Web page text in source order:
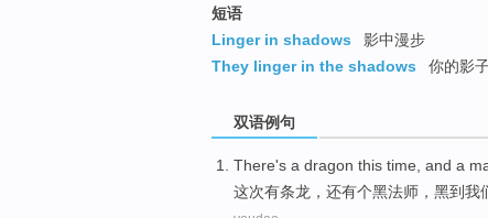
短语
Linger in shadows
影中漫步
They linger in the shadows
你的影
双语例句
There's a dragon this time, and a
这次有条龙， 还有个黑法师 ， 黑到我